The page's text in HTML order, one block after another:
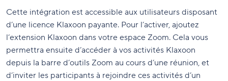
Cette intégration est accessible aux utilisateurs disposant
d’une licence Klaxoon payante. Pour l’activer, ajoutez
l’extension Klaxoon dans votre espace Zoom. Cela vous
permettra ensuite d’accéder à vos activités Klaxoon
depuis la barre d’outils Zoom au cours d’une réunion, et
d’inviter les participants à rejoindre ces activités d’un